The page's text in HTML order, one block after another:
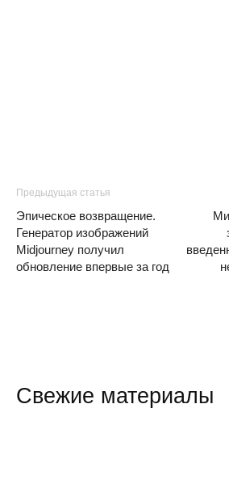
Предыдущая статья
Эпическое возвращение.
Генератор изображений
Midjourney получил
обновление впервые за год
Свежие материалы